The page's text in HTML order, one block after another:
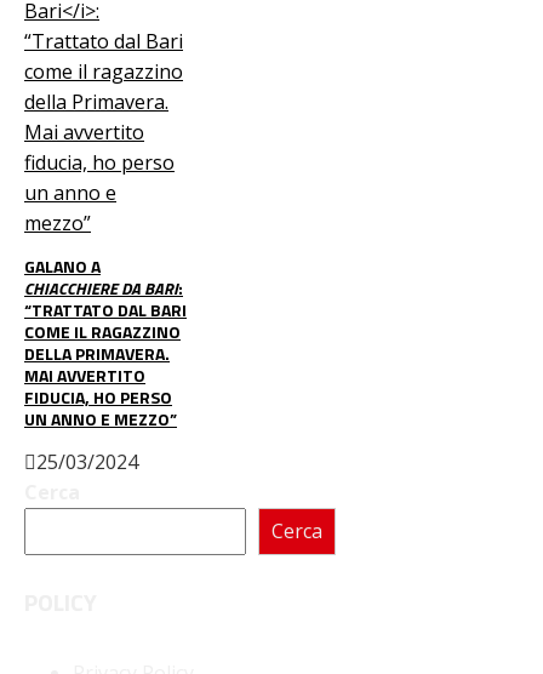
GALANO A
CHIACCHIERE DA BARI:
“TRATTATO DAL BARI
COME IL RAGAZZINO
DELLA PRIMAVERA.
MAI AVVERTITO
FIDUCIA, HO PERSO
UN ANNO E MEZZO”
25/03/2024
Cerca